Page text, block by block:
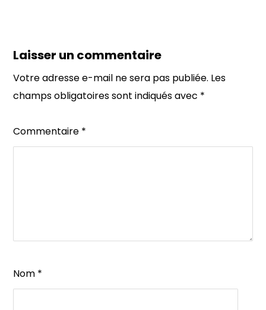
Laisser un commentaire
Votre adresse e-mail ne sera pas publiée. Les
champs obligatoires sont indiqués avec *
Commentaire *
Nom *